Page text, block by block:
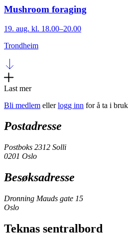
Mushroom foraging
19. aug. kl. 18.00–20.00
Trondheim
Last mer
Bli medlem ellerlogg inn for å ta i bruk
Postadresse
Postboks 2312 Solli
0201 Oslo
Besøksadresse
Dronning Mauds gate 15
Oslo
Teknas sentralbord